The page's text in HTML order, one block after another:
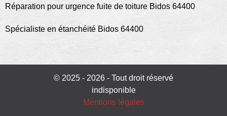
Réparation pour urgence fuite de toiture Bidos 64400
Spécialiste en étanchéité Bidos 64400
© 2025 - 2026 - Tout droit réservé
indisponible
Mentions légales